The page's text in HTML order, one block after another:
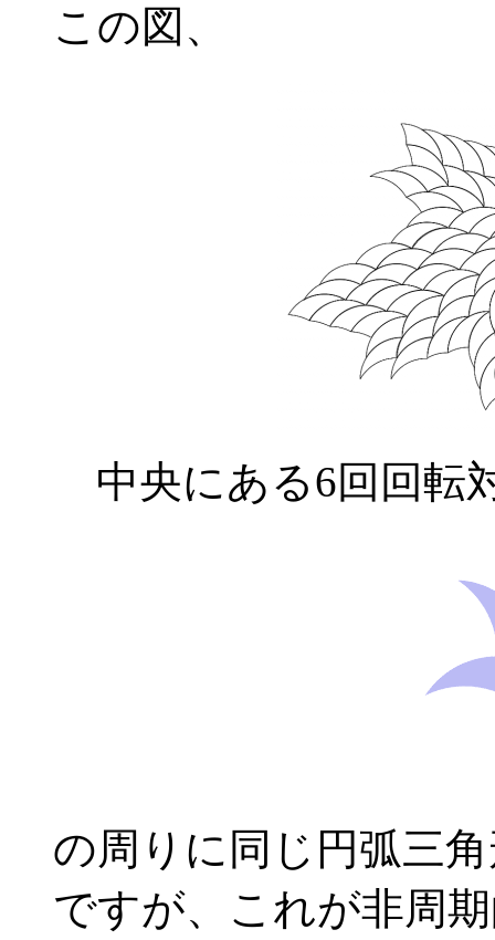
この図、
中央にある6回回転
の周りに同じ円弧三
ですが、これが非周